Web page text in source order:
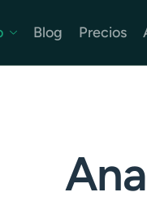
Blog Precios